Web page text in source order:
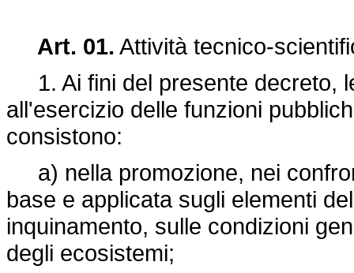
Art. 01. Attività tecnico-
1. Ai fini del presente decreto,
all'esercizio delle funzioni
consistono:
a) nella promozione, nei
base e applicata sugli elementi
inquinamento, sulle condizioni
degli ecosistemi;